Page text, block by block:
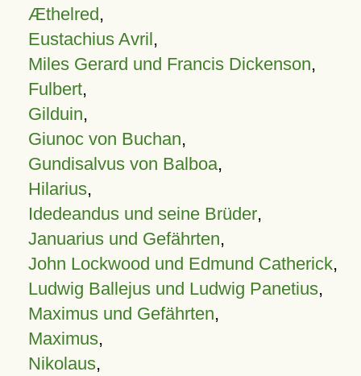
Æthelred,
Eustachius Avril,
Miles Gerard und Francis Dickenson,
Fulbert,
Gilduin,
Giunoc von Buchan,
Gundisalvus von Balboa,
Hilarius,
Idedeandus und seine Brüder,
Januarius und Gefährten,
John Lockwood und Edmund Catherick,
Ludwig Ballejus und Ludwig Panetius,
Maximus und Gefährten,
Maximus,
Nikolaus,